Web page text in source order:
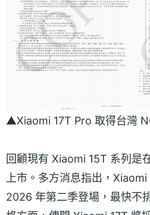
▲Xiaomi 17T Pro 取得台灣
回顧現有 Xiaomi 15T 系列是
上市。多方消息指出，
2026 年第二季登場，最快不